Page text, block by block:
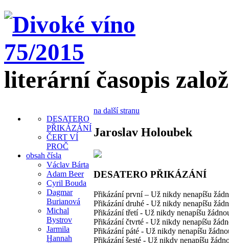
literární časopis
DESATERO
PŘIKÁZÁNÍ
ČERT VÍ
PROČ
obsah čísla
Václav Bárta
Adam Beer
Cyril Bouda
Dagmar
Burianová
Michal
Bystrov
Jarmila
Hannah
na další stranu
Jaroslav Holoubek
DESATERO PŘIKÁZÁNÍ
Přikázání první – Už nikdy nenapíšu
Přikázání druhé - Už nikdy nenapíšu
Přikázání třetí - Už nikdy nenapíšu
Přikázání čtvrté - Už nikdy nenapíšu
Přikázání páté - Už nikdy nenapíšu
Přikázání šesté - Už nikdy nenapíšu